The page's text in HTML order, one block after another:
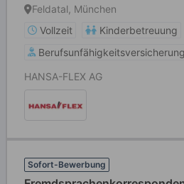
Feldatal, München
Vollzeit
Kinderbetreuung
Berufsunfähigkeitsversicherung
HANSA-FLEX AG
Sofort-Bewerbung